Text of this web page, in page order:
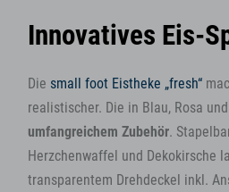
Innovatives Eis-
Die small foot Eistheke „fresh“
realistischer. Die in Blau, Rosa
umfangreichem Zubehör.
Herzchenwaffel und Dekokirsche
transparentem Drehdeckel inkl.